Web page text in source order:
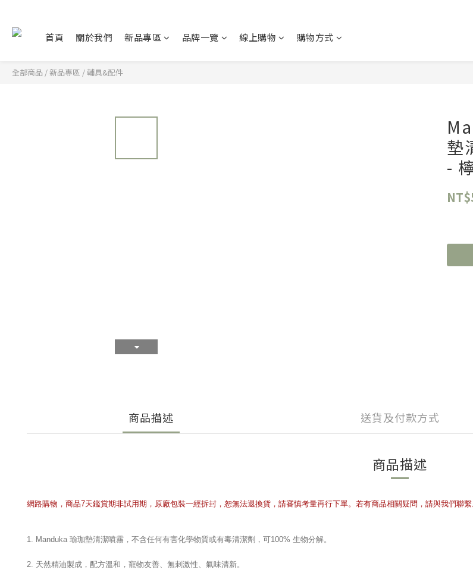
首頁 關於我們 新品專區 品牌一覽 線上購物 購物方式
全部商品 /新品專區 /輔具&配件
墊
-
商品描述 送貨及付款方式
商品描述
網路購物，商品7天鑑賞期非試用期，原廠包裝一經拆封，恕無法退換貨，請審慎考量再行下單。若有商品相關疑問，請與我們聯
1. Manduka 瑜珈墊清潔噴霧，不含任何有害化學物質或有毒清潔劑，可100% 生物分解。
2. 天然精油製成，配方溫和，寵物友善、無刺激性、氣味清新。